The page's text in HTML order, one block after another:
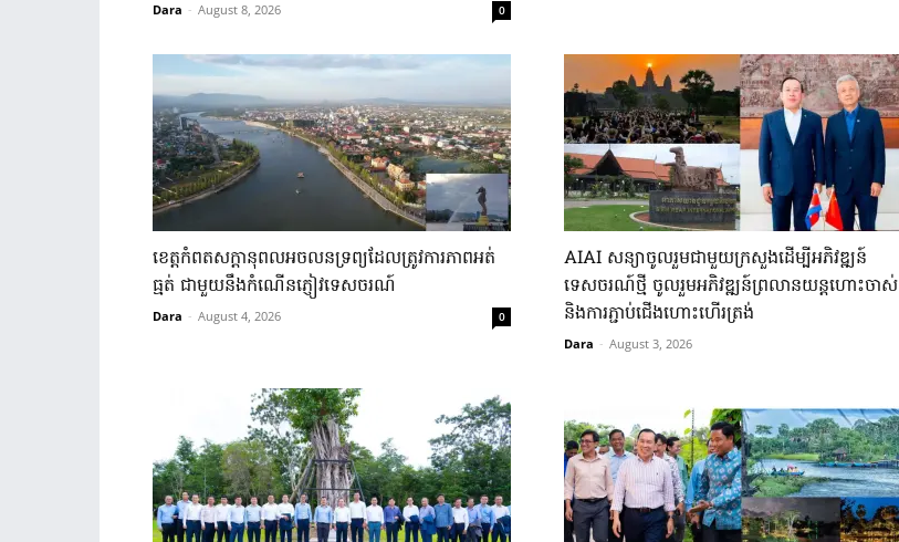
Dara - August 8, 2026 0
ខេត្ត​កំពត​សក្តានុពល​អចលនទ្រព្យ​ដែល​ត្រូវ​ការ​ភាពអត់
ធ្មត់ ​ជាមួយ​នឹង​កំណើន​ភ្ញៀវទេសចរណ៍​
Dara - August 4, 2026 0
AIAI សន្យាចូលរួមជាមួយ​ក្រសួង​ដើម្បី​អភិវឌ្ឍន៍​
ទេសចរណ៍ថ្មី ចូលរួម​អភិវឌ្ឍន៍​ព្រលានយន្តហោះ​ចាស់​
និង​ការ​ភ្ជាប់​ជើង​ហោះ​ហើរ​ត្រង់​
Dara - August 3, 2026